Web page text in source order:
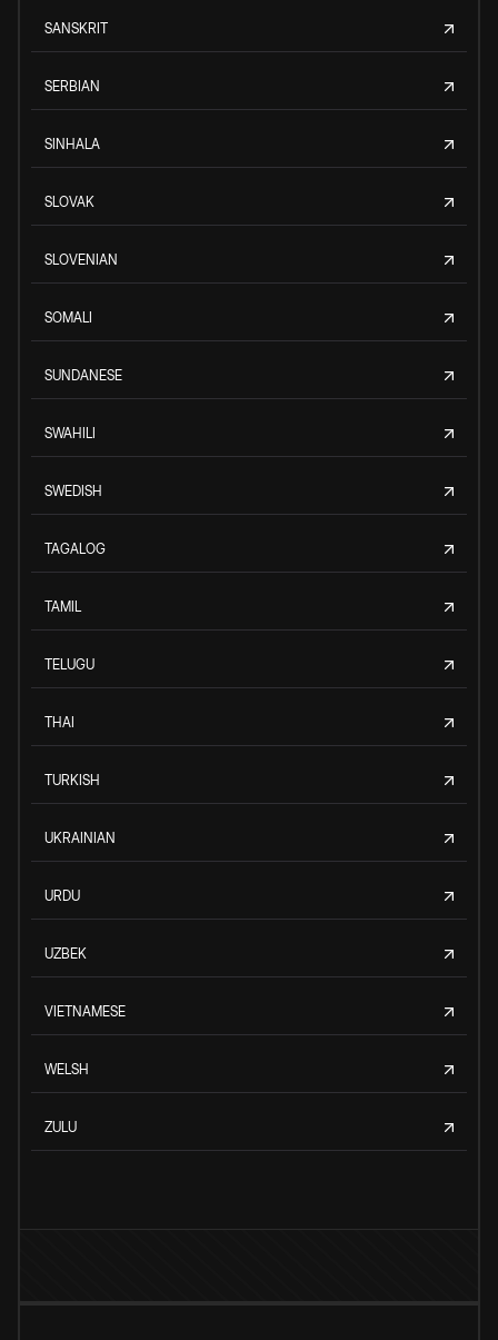
SANSKRIT
SERBIAN
SINHALA
SLOVAK
SLOVENIAN
SOMALI
SUNDANESE
SWAHILI
SWEDISH
TAGALOG
TAMIL
TELUGU
THAI
TURKISH
UKRAINIAN
URDU
UZBEK
VIETNAMESE
WELSH
ZULU